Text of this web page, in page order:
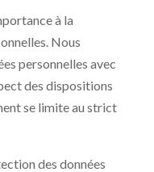
à la
Nous
personnelles avec
des dispositions
se limite au strict
des données